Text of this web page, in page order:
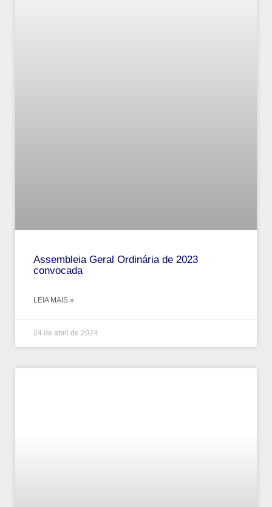
Assembleia Geral Ordinária de 2023
convocada
LEIA MAIS »
24 de abril de 2024